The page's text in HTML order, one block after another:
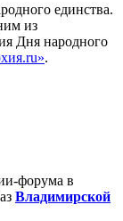
единства.
из
Дня народного
.
форума в
Владимирской